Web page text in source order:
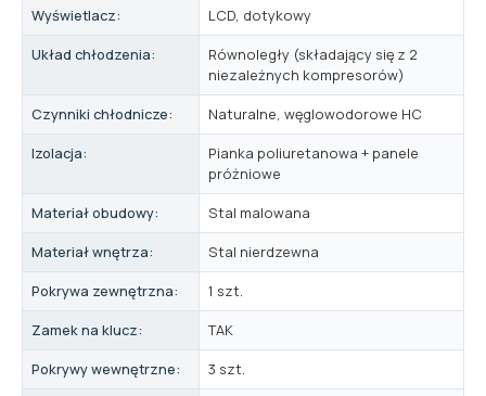
Wyświetlacz:
LCD, dotykowy
Układ chłodzenia:
Równoległy (składający się z 2
niezależnych kompresorów)
Czynniki chłodnicze:
Naturalne, węglowodorowe HC
Izolacja:
Pianka poliuretanowa + panele
próżniowe
Materiał obudowy:
Stal malowana
Materiał wnętrza:
Stal nierdzewna
Pokrywa zewnętrzna:
1 szt.
Zamek na klucz:
TAK
Pokrywy wewnętrzne:
3 szt.